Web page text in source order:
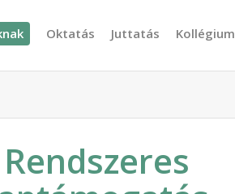
Oktatás Juttatás Kollégium